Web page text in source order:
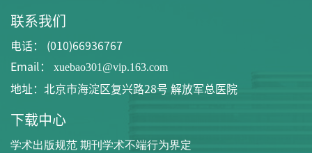
联系我们
电话： (010)66936767
Email：
xuebao301@vip.163.com
地址：北京市海淀区复兴路28号 解放军总医院
下载中心
学术出版规范 期刊学术不端行为界定